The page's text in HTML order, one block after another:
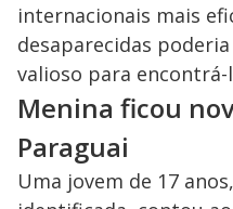
internacionais mais
desaparecidas
valioso para encontrá-
Menina ficou
Paraguai
Uma jovem de 17